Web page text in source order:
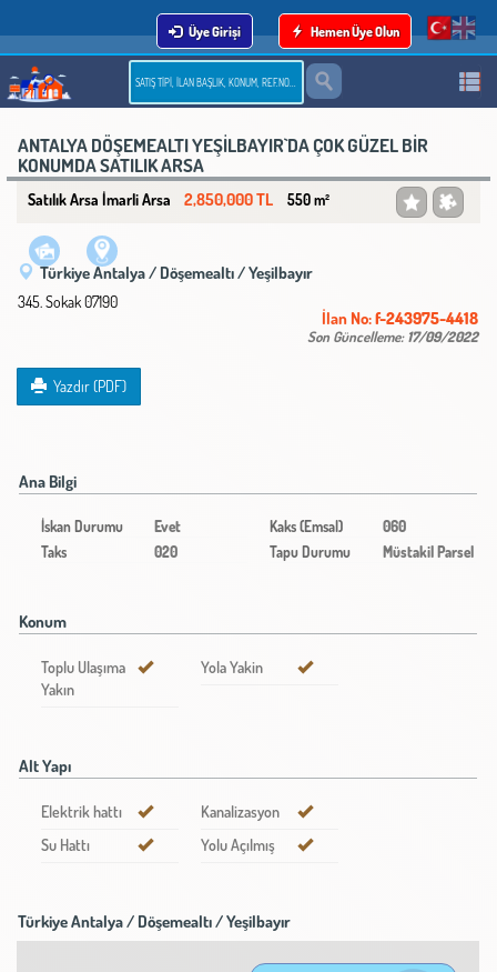
Hemen Üye Olun
Üye Girişi
ANTALYA DÖŞEMEALTI YEŞİLBAYIR`DA ÇOK GÜZEL BİR
KONUMDA SATILIK ARSA
Satılık Arsa İmarli Arsa 2,850,000 TL 550 m²
Türkiye Antalya / Döşemealtı/ Yeşilbayır
345. Sokak 07190
İlan No:f-243975-4418
Son Güncelleme:17/09/2022
Yazdır (PDF)
Ana Bilgi
İskan Durumu Evet Kaks (Emsal)
060
Taks
020 Tapu Durumu Müstakil Parsel
Konum
Toplu Ulaşıma
Yakın
Yola Yakin
Alt Yapı
Elektrik hattı
Kanalizasyon
Su Hattı
Yolu Açılmış
Türkiye Antalya / Döşemealtı/ Yeşilbayır